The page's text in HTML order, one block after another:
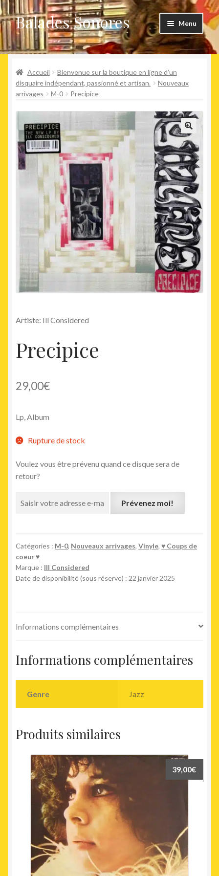
Aller
à
la
navigation
Aller
au
contenu
Balades Sonores Menu
Boutique
Nouveaux arrivages
le
Précommandes
Agenda
Accueil
Bienvenue sur la boutique en ligne d’un
disquaire indépendant, passionné et artisan.
Nouveaux
arrivages
M-0 Precipice
🔍
Artiste: Ill Considered
Precipice
29,00€
Lp, Album
Rupture de stock
Voulez vous être prévenu quand ce disque sera de
retour?
Prévenez moi!
Catégories : M-0, Nouveaux arrivages, Vinyle, ♥︎ Coups de
coeur ♥︎
Marque : Ill Considered
Date de disponibilité (sous réserve) : 22 janvier 2025
Informations complémentaires
Informations complémentaires
Genre Jazz
Produits similaires
39,00€